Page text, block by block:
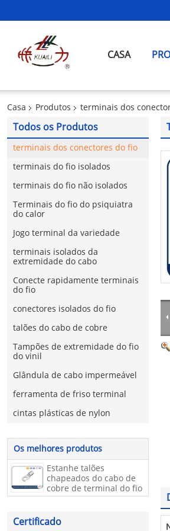
CASA
Casa Produtos terminais dos
Todos os Produtos
terminais dos conectores do fio
terminais do fio isolados
terminais do fio não isolados
Terminais do fio do psiquiatra
do calor
Jogo terminal da variedade
terminais isolados da
extremidade do cabo
Conecte rapidamente terminais
do fio
conectores isolados do fio
talões do cabo de cobre
Tampões de extremidade do fio
do vinil
Glândula de cabo impermeável
ferramenta de friso terminal
cintas plásticas de nylon
Os melhores produtos
Estanhe talões
chapeados do cabo de
cobre de terminal do fio
de cobre do cabo/SC
Certificado